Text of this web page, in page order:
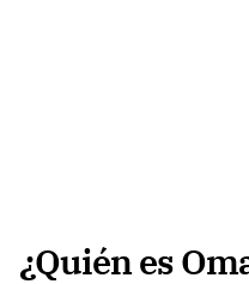
¿Quién es